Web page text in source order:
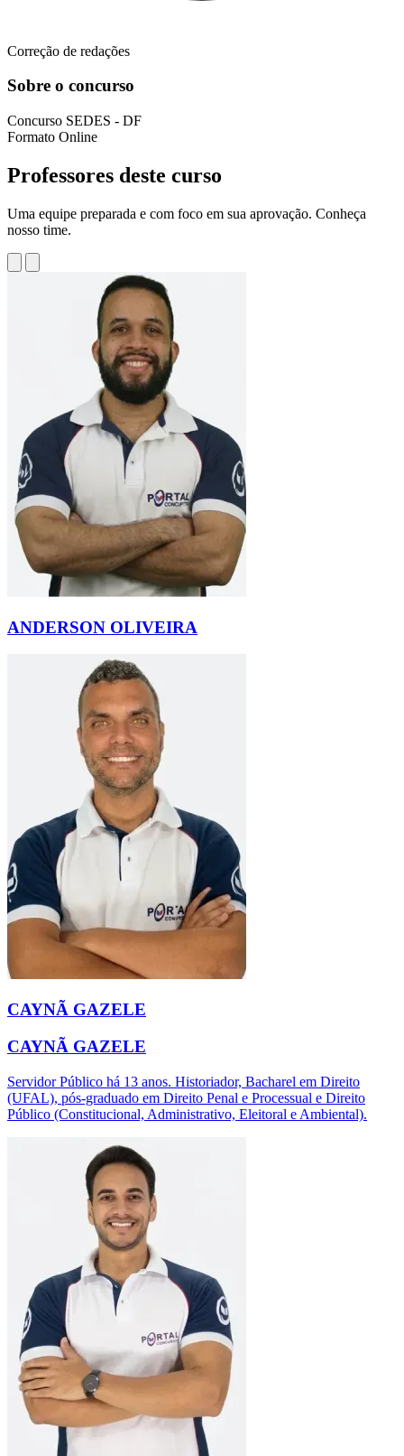
Correção de redações
Sobre o concurso
Concurso SEDES - DF
Formato Online
Professores deste curso
Uma equipe preparada e com foco em sua aprovação. Conheça
nosso time.
ANDERSON OLIVEIRA
CAYNÃ GAZELE
CAYNÃ GAZELE
Servidor Público há 13 anos. Historiador, Bacharel em Direito
(UFAL), pós-graduado em Direito Penal e Processual e Direito
Público (Constitucional, Administrativo, Eleitoral e Ambiental).